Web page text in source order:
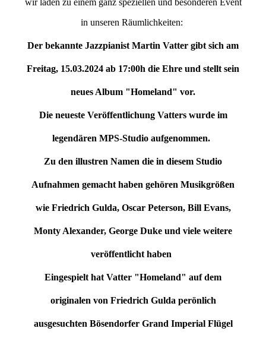
wir laden zu einem ganz speziellen und besonderen Event
in unseren Räumlichkeiten:
Der bekannte Jazzpianist Martin Vatter gibt sich am
Freitag, 15.03.2024 ab 17:00h die Ehre und stellt sein
neues Album "Homeland" vor.
Die neueste Veröffentlichung Vatters wurde im
legendären MPS-Studio aufgenommen.
Zu den illustren Namen die in diesem Studio
Aufnahmen gemacht haben gehören Musikgrößen
wie Friedrich Gulda, Oscar Peterson, Bill Evans,
Monty Alexander, George Duke und viele weitere
veröffentlicht haben
Eingespielt hat Vatter "Homeland" auf dem
originalen von Friedrich Gulda perönlich
ausgesuchten Bösendorfer Grand Imperial Flügel